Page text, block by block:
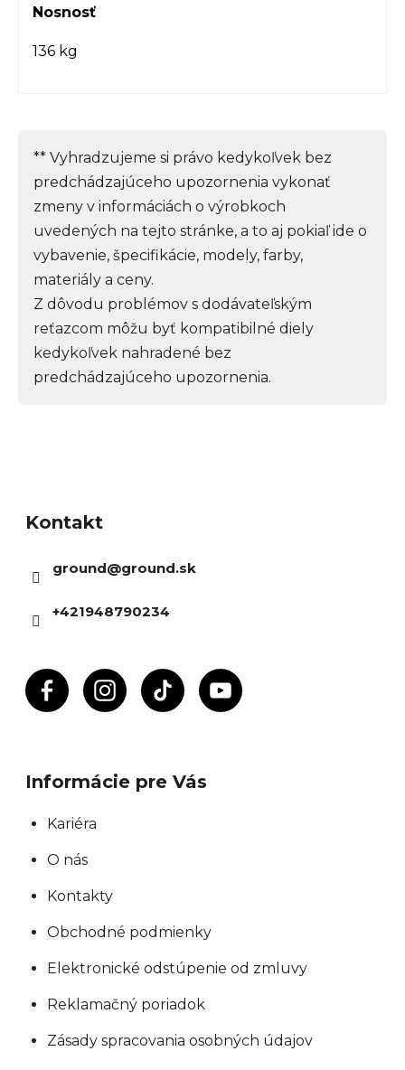
Nosnosť
136 kg
** Vyhradzujeme si právo kedykoľvek bez
predchádzajúceho upozornenia vykonať
zmeny v informáciách o výrobkoch
uvedených na tejto stránke, a to aj pokiaľ ide o
vybavenie, špecifikácie, modely, farby,
materiály a ceny.
Z dôvodu problémov s dodávateľským
reťazcom môžu byť kompatibilné diely
kedykoľvek nahradené bez
predchádzajúceho upozornenia.
Kontakt
ground@ground.sk
+421948790234
Informácie pre Vás
Kariéra
O nás
Kontakty
Obchodné podmienky
Elektronické odstúpenie od zmluvy
Reklamačný poriadok
Zásady spracovania osobných údajov